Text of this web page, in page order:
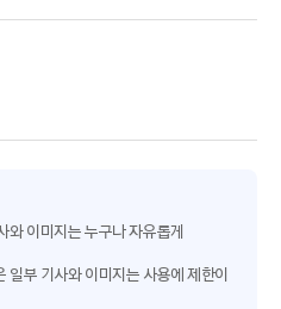
와 이미지는 누구나 자유롭게
부 기사와 이미지는 사용에 제한이